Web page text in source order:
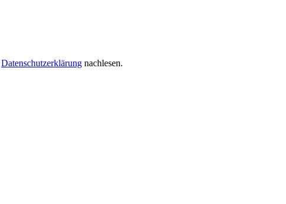
Datenschutzerklärung nachlesen.